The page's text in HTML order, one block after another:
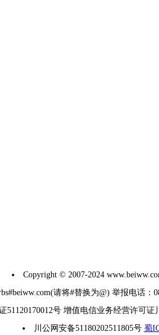
Copyright © 2007-2024
请将#替换为@) 举报电话：
51120170012号 增值电信业务经营许可
川公网安备51180202511805号 蜀